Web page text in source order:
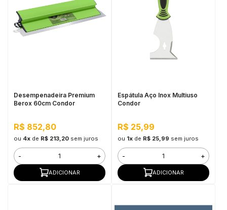
Desempenadeira Premium
Berox 60cm Condor
R$ 852,80
ou 4xde R$ 213,20 sem juros
- +
ADICIONAR
Espátula Aço Inox Multiuso
Condor
R$ 25,99
ou 1xde R$ 25,99 sem juros
- +
ADICIONAR